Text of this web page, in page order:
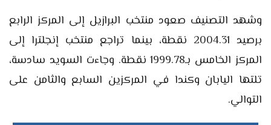
وشهد التصنيف صعود منتخب البرازيل إلى المركز الرابع
برصيد 2004.31 نقطة، بينما تراجع منتخب إنجلترا إلى
المركز الخامس بـ1999.78 نقطة. وجاءت السويد سادسة،
تلتها اليابان وكندا في المركزين السابع والثامن على
التوالي.